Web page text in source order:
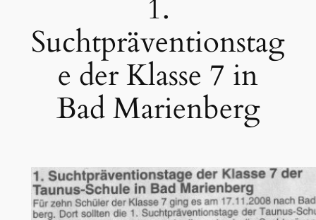
1.
Suchtpräventionstag
e der Klasse 7 in
Bad Marienberg